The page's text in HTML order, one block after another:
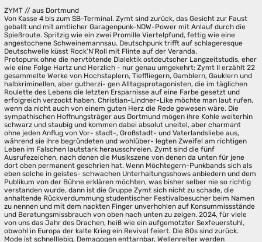
ZYMT // aus Dortmund
Von Kasse 4 bis zum SB-Terminal. Zymt sind zurück, das Gesicht zur Faust
geballt und mit amtlicher Garagenpunk-NDW-Power mit Anlauf durch die
Spießroute. Spritzig wie ein zwei Promille Viertelpfund, fettig wie eine
angestochene Schweinemannsau. Deutschpunk trifft auf schlageresque
Deutschwelle küsst Rock’N’Roll mit Flinte auf der Veranda.
Protopunk ohne die nervtötende Dialektik ostdeutscher Langzeitstudis, eher
wie eine Folge Hartz und Herzlich - nur genau umgekehrt: Zymt II erzählt 22
gesammelte Werke von Hochstaplern, Tieffliegern, Gamblern, Gauklern und
halbkriminellen, aber gutherzi- gen Alltagsprotagonisten, die im täglichen
Roulette des Lebens die letzten Ersparnisse auf eine Farbe gesetzt und
erfolgreich verzockt haben. Christian-Lindner-Like möchte man laut rufen,
wenn da nicht auch von einem guten Herz die Rede gewesen wäre. Die
sympathischen Hoffnungsträger aus Dortmund mögen ihre Kohle weiterhin
schwarz und staubig und kommen dabei absolut uneitel, aber charmant
ohne jeden Anflug von Vor- stadt-, Großstadt- und Vaterlandsliebe aus,
während sie ihre begründeten und wohlüber- legten Zweifel am richtigen
Leben im Falschen lautstark herausschreien. Zymt sind die fünf
Ausrufezeichen, nach denen die Musikszene von denen da unten für jene
dort oben permanent geschrien hat. Wenn Möchtegern-Punkbands sich als
eben solche in geistes- schwachen Unterhaltungsshows anbiedern und dem
Publikum von der Bühne erklären möchten, was bisher selber nie so richtig
verstanden wurde, dann ist die Gruppe Zymt sich nicht zu schade, die
anhaltende Rückverdummung studentischer Festivalbesucher beim Namen
zu nennen und mit dem nackten Finger unverhohlen auf Konsummissstände
und Beratungsmissbrauch von oben nach unten zu zeigen. 2024, für viele
von uns das Jahr des Drachen, heiß wie ein aufgemotzter Sexfeuerstuhl,
obwohl in Europa der kalte Krieg ein Revival feiert. Die 80s sind zurück.
Mode ist schnelllebig, Demagogen enttarnbar, Wellenreiter werden